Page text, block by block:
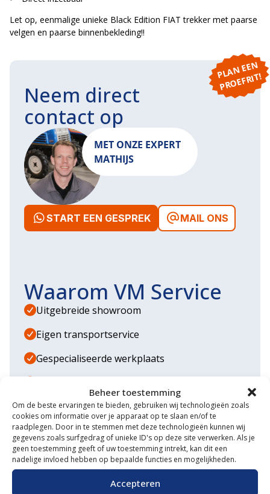
Beheer toestemming
Om de beste ervaringen te bieden, gebruiken wij technologieën zoals
cookies om informatie over je apparaat op te slaan en/of te
raadplegen. Door in te stemmen met deze technologieën kunnen wij
gegevens zoals surfgedrag of unieke ID's op deze site verwerken. Als je
geen toestemming geeft of uw toestemming intrekt, kan dit een
nadelige invloed hebben op bepaalde functies en mogelijkheden.
Accepteren
Let op, eenmalige unieke Black Edition FIAT trekker met paarse
velgen en paarse binnenbekleding!!
P
L
A
N
E
E
N
P
R
O
E
F
RI
T!
Neem direct
contact op
MET ONZE EXPERT
MATHIJS
START EEN GESPREK MAIL ONS
Waarom VM Service
Uitgebreide showroom
Eigen transportservice
Gespecialiseerde werkplaats
Grote voorraad minitrekkers
Grootste in kleine tractoren